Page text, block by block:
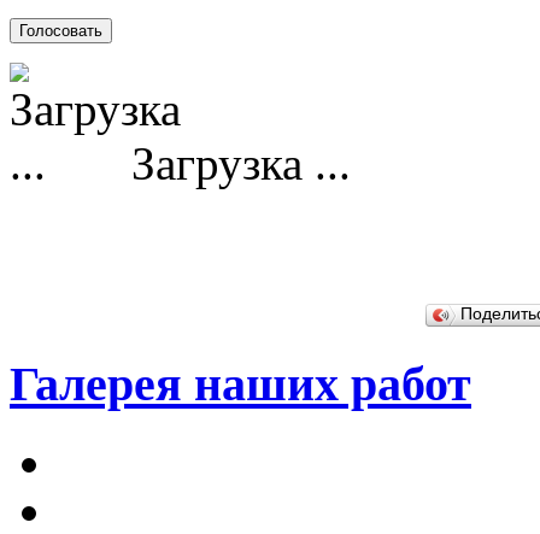
Загрузка ...
Галерея наших работ